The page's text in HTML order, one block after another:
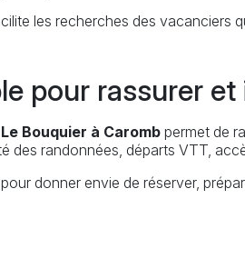
les recherches des vacanciers
pour rassurer
Bouquier à Caromb permet de
des randonnées, départs VTT,
donner envie de réserver,